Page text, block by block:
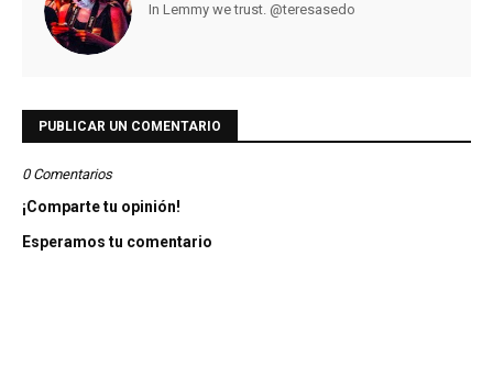
In Lemmy we trust. @teresasedo
PUBLICAR UN COMENTARIO
0 Comentarios
¡Comparte tu opinión!
Esperamos tu comentario